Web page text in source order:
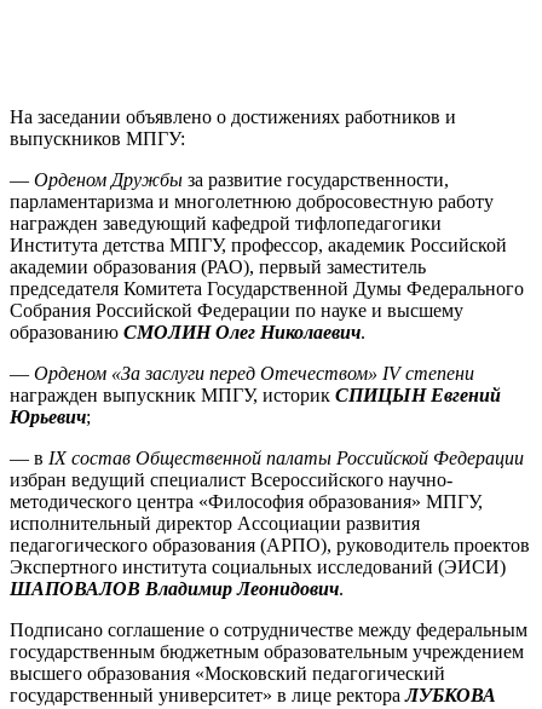
На заседании объявлено о достижениях работников и
выпускников МПГУ:
— Орденом Дружбы за развитие государственности,
парламентаризма и многолетнюю добросовестную работу
награжден заведующий кафедрой тифлопедагогики
Института детства МПГУ, профессор, академик Российской
академии образования (РАО), первый заместитель
председателя Комитета Государственной Думы Федерального
Собрания Российской Федерации по науке и высшему
образованию СМОЛИН Олег Николаевич.
— Орденом «За заслуги перед Отечеством» IVстепени
награжден выпускник МПГУ, историк СПИЦЫН Евгений
Юрьевич;
— в IX состав Общественной палаты Российской Федерации
избран ведущий специалист Всероссийского научно-
методического центра «Философия образования» МПГУ,
исполнительный директор Ассоциации развития
педагогического образования (АРПО), руководитель проектов
Экспертного института социальных исследований (ЭИСИ)
ШАПОВАЛОВ Владимир Леонидович.
Подписано соглашение о сотрудничестве между федеральным
государственным бюджетным образовательным учреждением
высшего образования «Московский педагогический
государственный университет» в лице ректораЛУБКОВА